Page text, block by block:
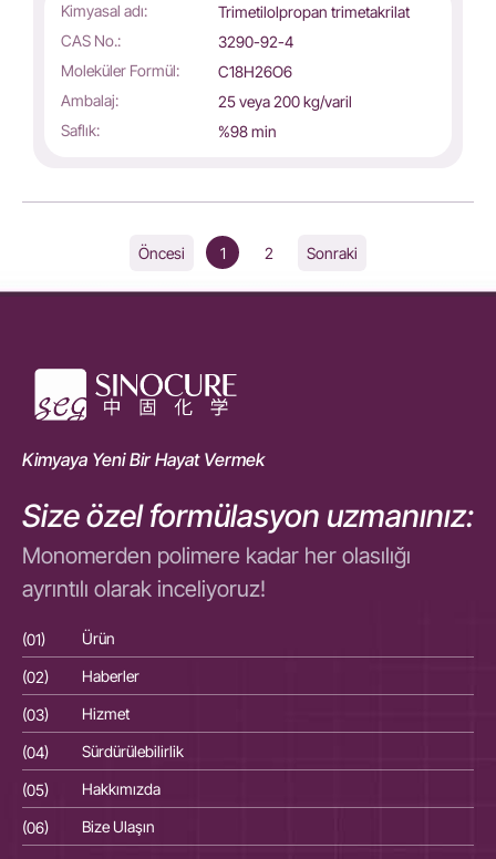
Kimyasal adı:
Trimetilolpropan trimetakrilat
CAS No.:
3290-92-4
Moleküler Formül:
C18H26O6
Ambalaj:
25 veya 200 kg/varil
Saflık:
%98 min
Öncesi 1 2 Sonraki
Kimyaya Yeni Bir Hayat Vermek
Size özel formülasyon uzmanınız:
Monomerden polimere kadar her olasılığı
ayrıntılı olarak inceliyoruz!
(01) Ürün
(02)
Haberler
(03)
Hizmet
(04)
Sürdürülebilirlik
(05)
Hakkımızda
(06)
Bize Ulaşın